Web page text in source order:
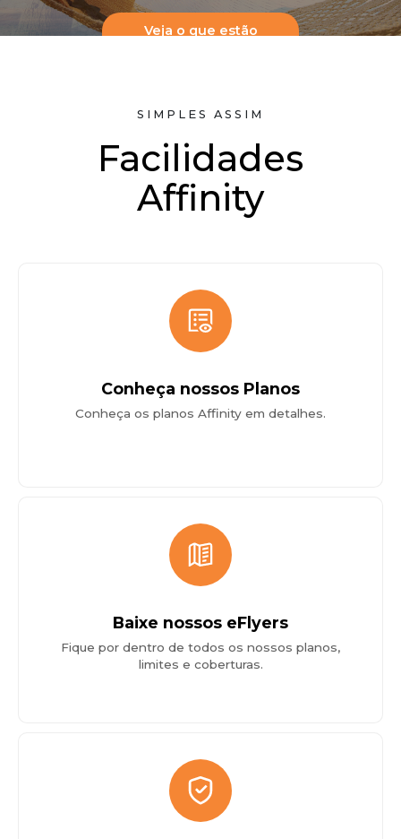
Saiba mais
SIMPLES ASSIM
Facilidades
Affinity
Conheça nossos Planos
Conheça os planos Affinity em detalhes.
Baixe nossos eFlyers
Fique por dentro de todos os nossos planos,
limites e coberturas.